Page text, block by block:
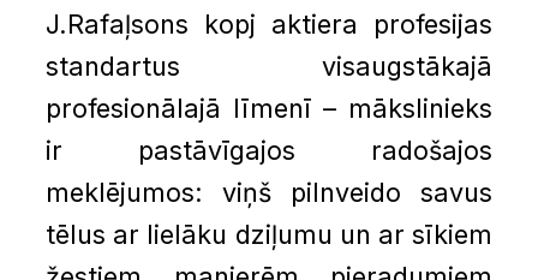
J.Rafaļsons kopj aktiera profesijas
standartus visaugstākajā
profesionālajā līmenī – mākslinieks
ir pastāvīgajos radošajos
meklējumos: viņš pilnveido savus
tēlus ar lielāku dziļumu un ar sīkiem